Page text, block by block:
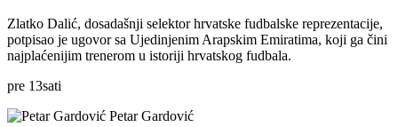
Zlatko Dalić, dosadašnji selektor hrvatske fudbalske reprezentacije,
potpisao je ugovor sa Ujedinjenim Arapskim Emiratima, koji ga čini
najplaćenijim trenerom u istoriji hrvatskog fudbala.
pre 13sati
Petar Gardović